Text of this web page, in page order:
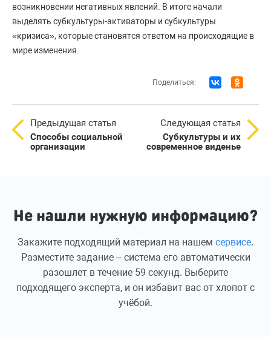
возникновении негативных явлений. В итоге начали
выделять субкультуры-активаторы и субкультуры
«кризиса», которые становятся ответом на происходящие в
мире изменения.
Поделиться:
Предыдущая статья
Способы социальной
организации
Следующая статья
Субкультуры и их
современное виденье
Не нашли нужную информацию?
Закажите подходящий материал на нашем сервисе.
Разместите задание – система его автоматически
разошлет в течение 59 секунд. Выберите
подходящего эксперта, и он избавит вас от хлопот с
учёбой.